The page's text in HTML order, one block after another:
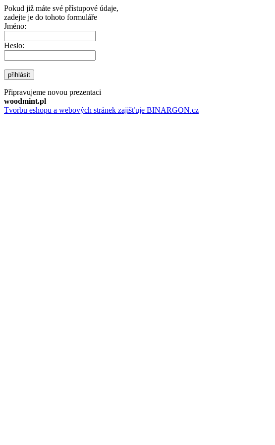
Pokud již máte své přístupové údaje,
zadejte je do tohoto formuláře
Jméno:
Heslo:
přihlásit
Připravujeme novou prezentaci
woodmint.pl
Tvorbu eshopu a webových stránek zajišťuje BINARGON.cz